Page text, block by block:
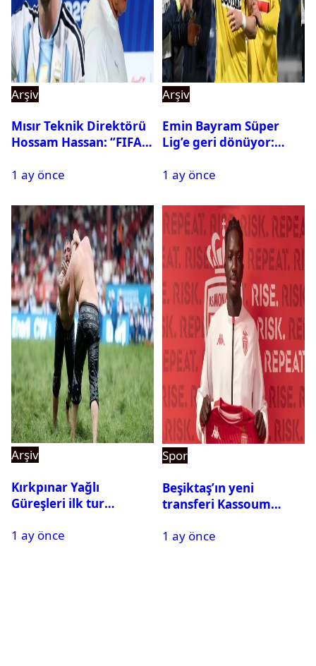
Arşiv
Mısır Teknik Direktörü
Hossam Hassan: ‘’FIFA,
istemiyor’’
1 ay önce
Arşiv
Emin Bayram Süper
Lig’e geri dönüyor:
1 ay önce
Arşiv
Kırkpınar Yağlı
Güreşleri ilk tur
2. tura geçen
1 ay önce
Spor
Beşiktaş’ın yeni
transferi Kassoum
gelecek? Resmi
1 ay önce